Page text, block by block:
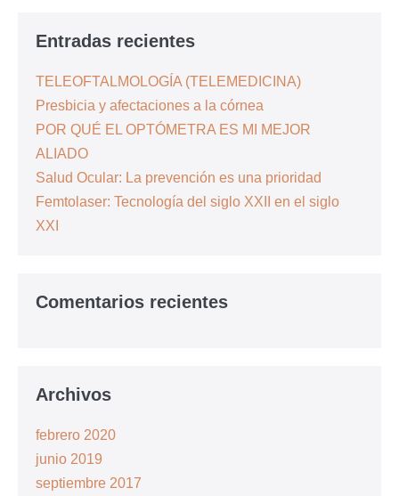
Entradas recientes
TELEOFTALMOLOGÍA (TELEMEDICINA)
Presbicia y afectaciones a la córnea
POR QUÉ EL OPTÓMETRA ES MI MEJOR
ALIADO
Salud Ocular: La prevención es una prioridad
Femtolaser: Tecnología del siglo XXII en el siglo
XXI
Comentarios recientes
Archivos
febrero 2020
junio 2019
septiembre 2017